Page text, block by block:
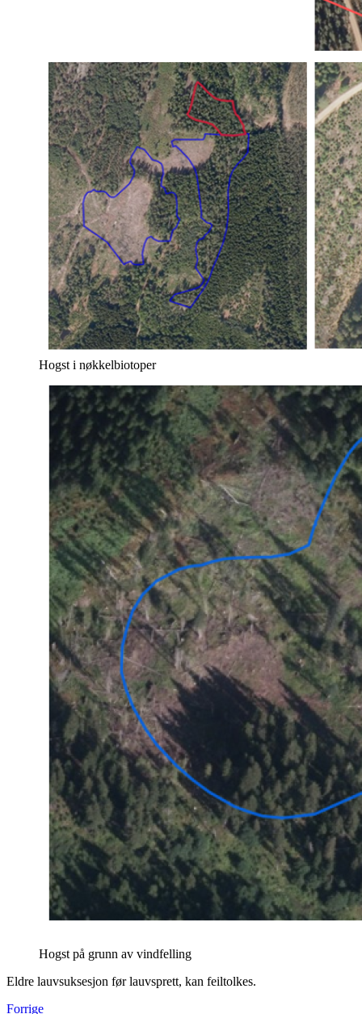
Hogst i nøkkelbiotoper
Hogst på grunn av vindfelling
Eldre lauvsuksesjon før lauvsprett, kan feiltolkes.
Forrige